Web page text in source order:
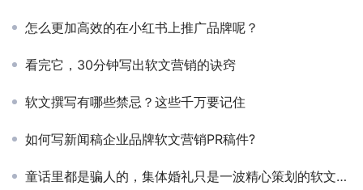
怎么更加高效的在小红书上推广品牌呢？
看完它，30分钟写出软文营销的诀窍​
软文撰写有哪些禁忌？这些千万要记住
如何写新闻稿企业品牌软文营销PR稿件?
童话里都是骗人的，集体婚礼只是一波精心策划的软文推广